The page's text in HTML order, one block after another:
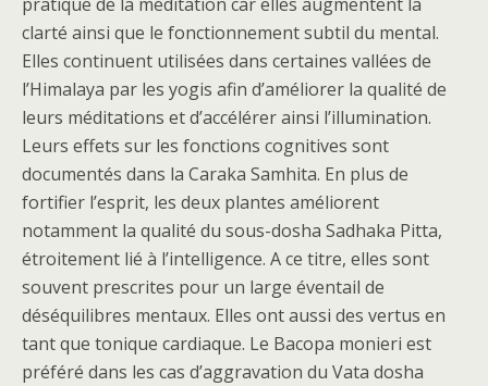
clarté ainsi que le fonctionnement subtil du mental.
Elles continuent utilisées dans certaines vallées de
l’Himalaya par les yogis afin d’améliorer la qualité de
leurs méditations et d’accélérer ainsi l’illumination.
Leurs effets sur les fonctions cognitives sont
documentés dans la Caraka Samhita. En plus de
fortifier l’esprit, les deux plantes améliorent
notamment la qualité du sous-dosha Sadhaka Pitta,
étroitement lié à l’intelligence. A ce titre, elles sont
souvent prescrites pour un large éventail de
déséquilibres mentaux. Elles ont aussi des vertus en
tant que tonique cardiaque. Le Bacopa monieri est
préféré dans les cas d’aggravation du Vata dosha